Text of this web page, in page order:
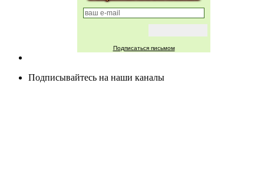
Подписаться письмом
Подписывайтесь на наши каналы